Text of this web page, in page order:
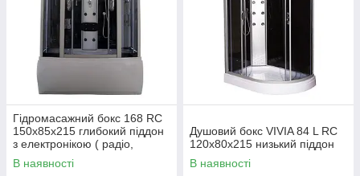
Гідромасажний бокс 168 RC
150х85х215 глибокий піддон
з електронікою ( радіо,
світло, витяжка, гідромасаж)
В наявності
Душовий бокс VIVIA 84 L RC
120x80x215 низький піддон
В наявності